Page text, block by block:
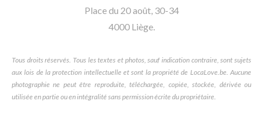
Place du 20 août, 30-34
4000 Liège.
Tous droits réservés. Tous les textes et photos, sauf indication contraire, sont sujets
aux lois de la protection intellectuelle et sont la propriété de LocaLove.be. Aucune
photographie ne peut être reproduite, téléchargée, copiée, stockée, dérivée ou
utilisée en partie ou en intégralité sans permission écrite du propriétaire.